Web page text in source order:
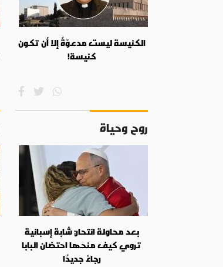
الكنيسة ليست مدعوّةً إلا أن تكون
كنيسة!
روح وحياة
بعد محاولة انتحار: شابة إسبانية
تروي كيف منحها احتضان البابا
رجاءً جديدًا